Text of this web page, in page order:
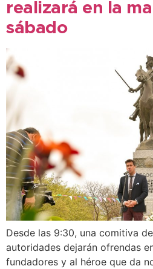
realizará en la
sábado
Desde las 9:30, una comitiva
autoridades dejarán ofrendas
fundadores y al héroe que da